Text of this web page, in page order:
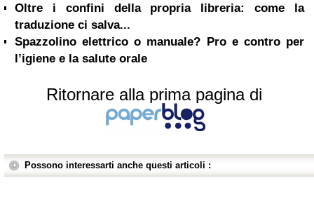
Oltre i confini della propria libreria: come la
traduzione ci salva...
Spazzolino elettrico o manuale? Pro e contro per
l’igiene e la salute orale
Ritornare alla prima pagina di
Possono interessarti anche questi articoli :